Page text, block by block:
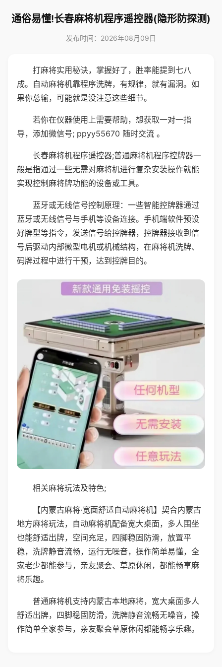
通俗易懂!长春麻将机程序遥控器(隐形防探测)
发布时间：2026年08月09日
打麻将实用秘诀，掌握好了，胜率能提到七八
成。自动麻将机靠程序洗牌，有规律，就有漏洞。如
果你总输，可能就是没注意这些细节。
若你在仪器使用上需要帮助，想获取一对一指
导，添加微信号; ppyy55670 随时交流 。
长春麻将机程序遥控器;普通麻将机程序控牌器一
般是指通过一些无需对麻将机进行复杂安装操作就能
实现控制麻将牌功能的设备或工具。
蓝牙或无线信号控制原理：一些智能控牌器通过
蓝牙或无线信号与手机等设备连接。手机端软件预设
好牌型等指令，发送信号给控牌器，控牌器接收到信
号后驱动内部微型电机或机械结构，在麻将机洗牌、
码牌过程中进行干预，达到控牌目的。
相关麻将玩法及特色;
【内蒙古麻将·宽面舒适自动麻将机】契合内蒙古
地方麻将玩法，自动麻将机配备宽大桌面，多人围坐
也能舒适出牌，空间充足，四脚稳固防滑，放置平
稳，洗牌静音流畅，运行无噪音，操作简单易懂，全
家老少都能参与，亲友聚会、草原休闲，都能畅享麻
将乐趣。
普通麻将机支持内蒙古本地麻将，宽大桌面多人
舒适出牌，四脚稳固防滑，洗牌静音流畅无噪音，操
作简单全家参与，亲友聚会草原休闲都能畅享乐趣。